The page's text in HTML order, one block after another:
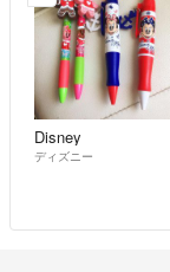
Disney
ディズニー